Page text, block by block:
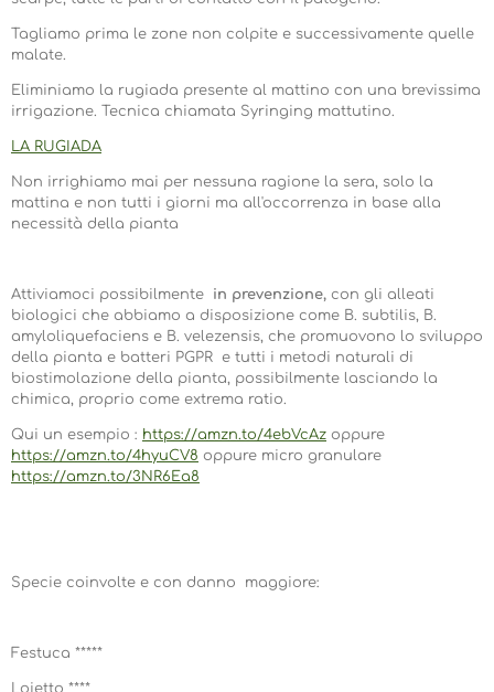
Tagliamo prima le zone non colpite e successivamente quelle
malate.
Eliminiamo la rugiada presente al mattino con una brevissima
irrigazione. Tecnica chiamata Syringing mattutino.
LA RUGIADA
Non irrighiamo mai per nessuna ragione la sera, solo la
mattina e non tutti i giorni ma all'occorrenza in base alla
necessità della pianta
Attiviamoci possibilmente in prevenzione, con gli alleati
biologici che abbiamo a disposizione come B. subtilis, B.
amyloliquefaciens e B. velezensis, che promuovono lo sviluppo
della pianta e batteri PGPR e tutti i metodi naturali di
biostimolazione della pianta, possibilmente lasciando la
chimica, proprio come extrema ratio.
Qui un esempio : https://amzn.to/4ebVcAz oppure
https://amzn.to/4hyuCV8 oppure micro granulare
https://amzn.to/3NR6Ea8
Specie coinvolte e con danno maggiore:
Festuca *****